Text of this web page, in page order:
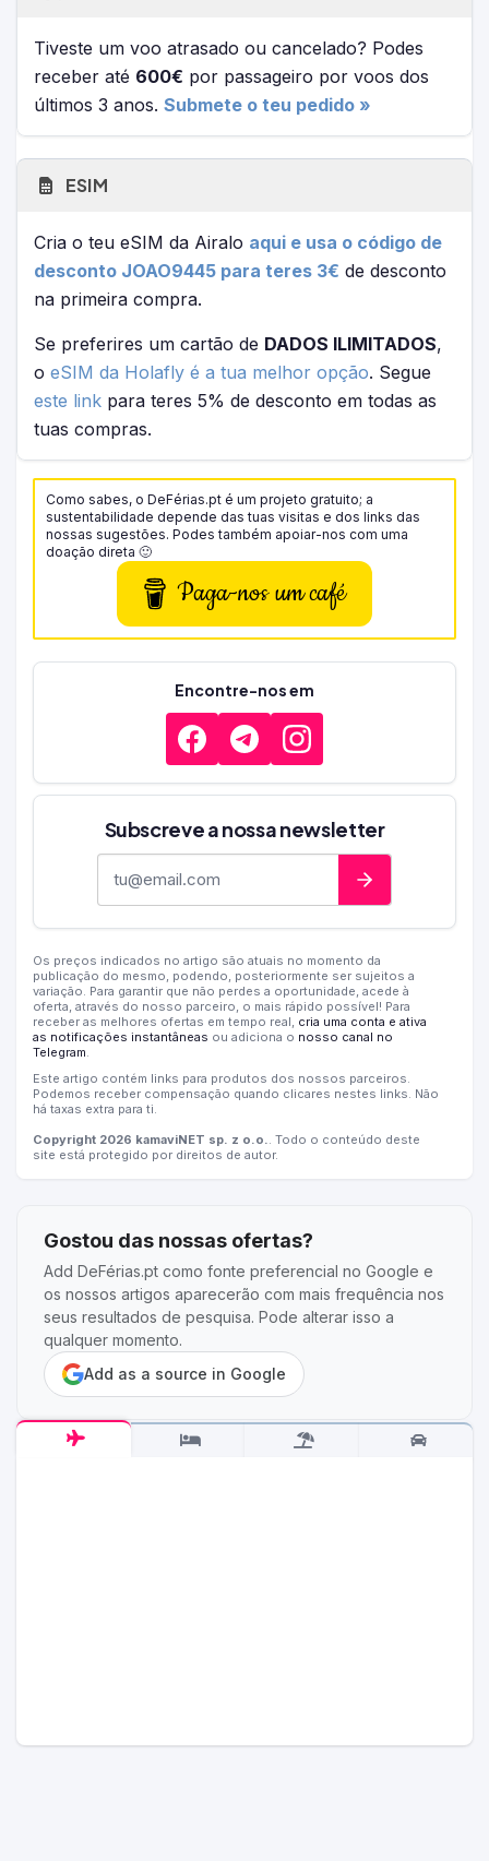
Tiveste um voo atrasado ou cancelado? Podes
receber até 600€ por passageiro por voos dos
últimos 3 anos. Submete o teu pedido »
ESIM
Cria o teu eSIM da Airalo aqui e usa o código de
desconto JOAO9445 para teres 3€ de desconto
na primeira compra.
Se preferires um cartão de DADOS ILIMITADOS,
o eSIM da Holafly é a tua melhor opção. Segue
este link para teres 5% de desconto em todas as
tuas compras.
Como sabes, o DeFérias.pt é um projeto gratuito; a
sustentabilidade depende das tuas visitas e dos links das
nossas sugestões. Podes também apoiar-nos com uma
doação direta 🙂
Paga-nos um café
Encontre-nos em
Subscreve a nossa newsletter
Os preços indicados no artigo são atuais no momento da
publicação do mesmo, podendo, posteriormente ser sujeitos a
variação. Para garantir que não perdes a oportunidade, acede à
oferta, através do nosso parceiro, o mais rápido possível! Para
receber as melhores ofertas em tempo real, cria uma conta e ativa
as notificações instantâneas ou adiciona o nosso canal no
Telegram.
Este artigo contém links para produtos dos nossos parceiros.
Podemos receber compensação quando clicares nestes links. Não
há taxas extra para ti.
Copyright 2026 kamaviNET sp. z o.o.. Todo o conteúdo deste
site está protegido por direitos de autor.
Gostou das nossas ofertas?
Add DeFérias.pt como fonte preferencial no Google e
os nossos artigos aparecerão com mais frequência nos
seus resultados de pesquisa. Pode alterar isso a
qualquer momento.
Add as a source in Google